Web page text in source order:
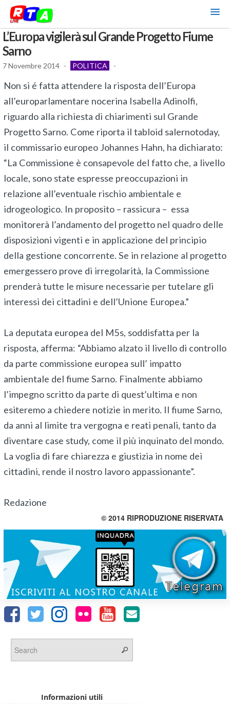
L’Europa vigilerà sul Grande Progetto Fiume
Sarno
7 Novembre 2014 - POLITICA -
Non si é fatta attendere la risposta dell’Europa
all’europarlamentare nocerina Isabella Adinolfi,
riguardo alla richiesta di chiarimenti sul Grande
Progetto Sarno. Come riporta il tabloid salernotoday,
il commissario europeo Johannes Hahn, ha dichiarato:
“La Commissione è consapevole del fatto che, a livello
locale, sono state espresse preoccupazioni in
relazione all’eventuale rischio ambientale e
idrogeologico. In proposito – rassicura – essa
monitorerà l’andamento del progetto nel quadro delle
disposizioni vigenti e in applicazione del principio
della gestione concorrente. Se in relazione al progetto
emergessero prove di irregolarità, la Commissione
prenderà tutte le misure necessarie per tutelare gli
interessi dei cittadini e dell’Unione Europea.”
La deputata europea del M5s, soddisfatta per la
risposta, afferma: “Abbiamo alzato il livello di controllo
da parte commissione europea sull’ impatto
ambientale del fiume Sarno. Finalmente abbiamo
l’impegno scritto da parte di quest’ultima e non
esiteremo a chiedere notizie in merito. Il fiume Sarno,
da anni al limite tra vergogna e reati penali, tanto da
diventare case study, come il più inquinato del mondo.
La voglia di fare chiarezza e giustizia in nome dei
cittadini, rende il nostro lavoro appassionante”.
Redazione
© 2014 RIPRODUZIONE RISERVATA
Informazioni utili